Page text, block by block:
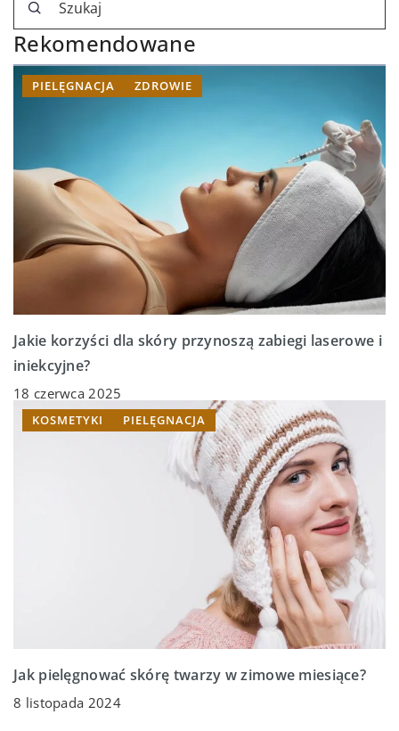
Rekomendowane
PIELĘGNACJA ZDROWIE
Jakie korzyści dla skóry przynoszą zabiegi laserowe i
iniekcyjne?
18 czerwca 2025
KOSMETYKI PIELĘGNACJA
Jak pielęgnować skórę twarzy w zimowe miesiące?
8 listopada 2024